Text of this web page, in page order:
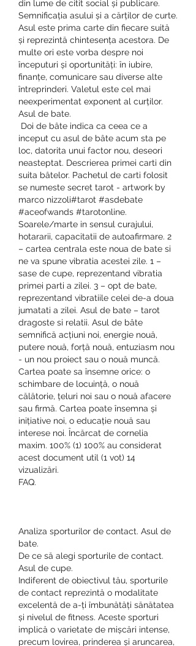
din lume de citit social și publicare.
Semnificația asului și a cărților de curte.
Asul este prima carte din fiecare suită
și reprezintă chintesența acestora. De
multe ori este vorba despre noi
începuturi și oportunități: în iubire,
finanțe, comunicare sau diverse alte
întreprinderi. Valetul este cel mai
neexperimentat exponent al curților.
Asul de bate.
inceput cu asul de bâte acum sta pe
loc, datorita unui factor nou, deseori
neasteptat. Descrierea primei carti din
suita bâtelor. Pachetul de carti folosit
se numeste secret tarot - artwork by
marco nizzoli#tarot #asdebate
#aceofwands #tarotonline.
Soarele/marte in sensul curajului,
hotararii, capacitatii de autoafirmare. 2
– cartea centrala este noua de bate si
ne va spune vibratia acestei zile. 1 –
sase de cupe, reprezentand vibratia
primei parti a zilei. 3 – opt de bate,
reprezentand vibratiile celei de-a doua
jumatati a zilei. Asul de bate – tarot
dragoste si relatii. Asul de bâte
semnifică acțiuni noi, energie nouă,
putere nouă, forță nouă, entuziasm nou
- un nou proiect sau o nouă muncă.
Cartea poate sa însemne orice: o
schimbare de locuință, o nouă
călătorie, țeluri noi sau o nouă afacere
sau firmă. Cartea poate însemna și
inițiative noi, o educație nouă sau
interese noi. Încărcat de cornelia
maxim. 100% (1) 100% au considerat
acest document util (1 vot) 14
vizualizări.
FAQ.
Analiza sporturilor de contact. Asul de
bate.
De ce să alegi sporturile de contact.
Asul de cupe.
Indiferent de obiectivul tău, sporturile
de contact reprezintă o modalitate
excelentă de a-ți îmbunătăți sănătatea
și nivelul de fitness. Aceste sporturi
implică o varietate de mișcări intense,
precum lovirea, prinderea și aruncarea,